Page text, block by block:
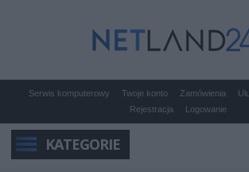
Serwis komputerowy Twoje konto Zamówienia
Rejestracja
Logowanie
KATEGORIE